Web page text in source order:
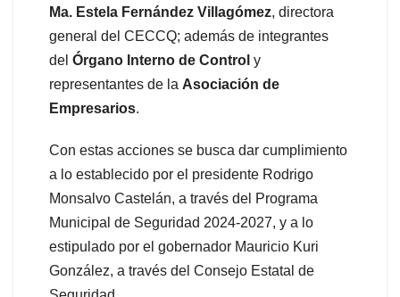
Ma. Estela Fernández Villagómez, directora
general del CECCQ; además de integrantes
del Órgano Interno de Control y
representantes de la Asociación de
Empresarios.
Con estas acciones se busca dar cumplimiento
a lo establecido por el presidente Rodrigo
Monsalvo Castelán, a través del Programa
Municipal de Seguridad 2024-2027, y a lo
estipulado por el gobernador Mauricio Kuri
González, a través del Consejo Estatal de